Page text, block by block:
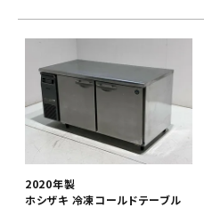
2020年製
ホシザキ 冷凍コールドテーブル